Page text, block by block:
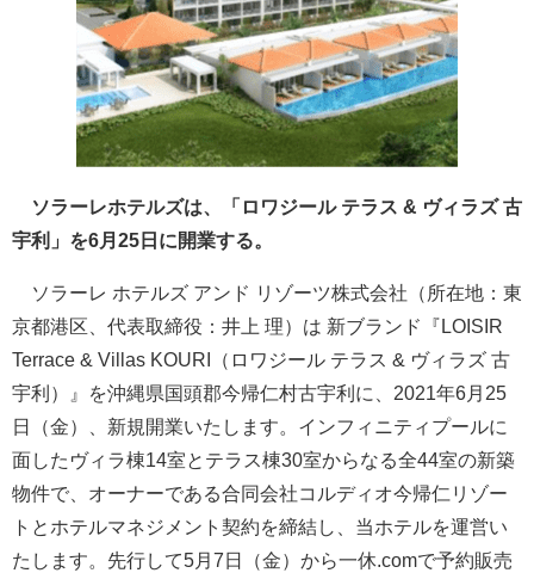
ソラーレホテルズは、「ロワジール テラス & ヴィラズ 古
宇利」を6月25日に開業する。
ソラーレ ホテルズ アンド リゾーツ株式会社（所在地：東
京都港区、代表取締役：井上 理）は 新ブランド『LOISIR
Terrace & Villas KOURI（ロワジール テラス & ヴィラズ 古
宇利）』を沖縄県国頭郡今帰仁村古宇利に、2021年6月25
日（金）、新規開業いたします。インフィニティプールに
面したヴィラ棟14室とテラス棟30室からなる全44室の新築
物件で、オーナーである合同会社コルディオ今帰仁リゾー
トとホテルマネジメント契約を締結し、当ホテルを運営い
たします。先行して5月7日（金）から一休.comで予約販売